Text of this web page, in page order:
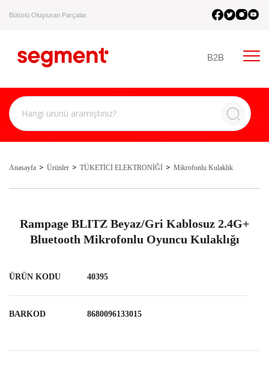
Bütünü Oluşturan Parçalar.
B2B
Anasayfa Ürünler TÜKETİCİ ELEKTRONİĞİ Mikrofonlu Kulaklık
Rampage BLITZ Beyaz/Gri Kablosuz 2.4G+
Bluetooth Mikrofonlu Oyuncu Kulaklığı
ÜRÜN KODU 40395
BARKOD 8680096133015